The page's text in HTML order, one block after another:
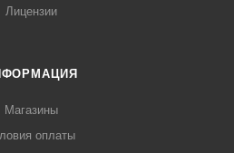
Лицензии
Магазины
оплаты